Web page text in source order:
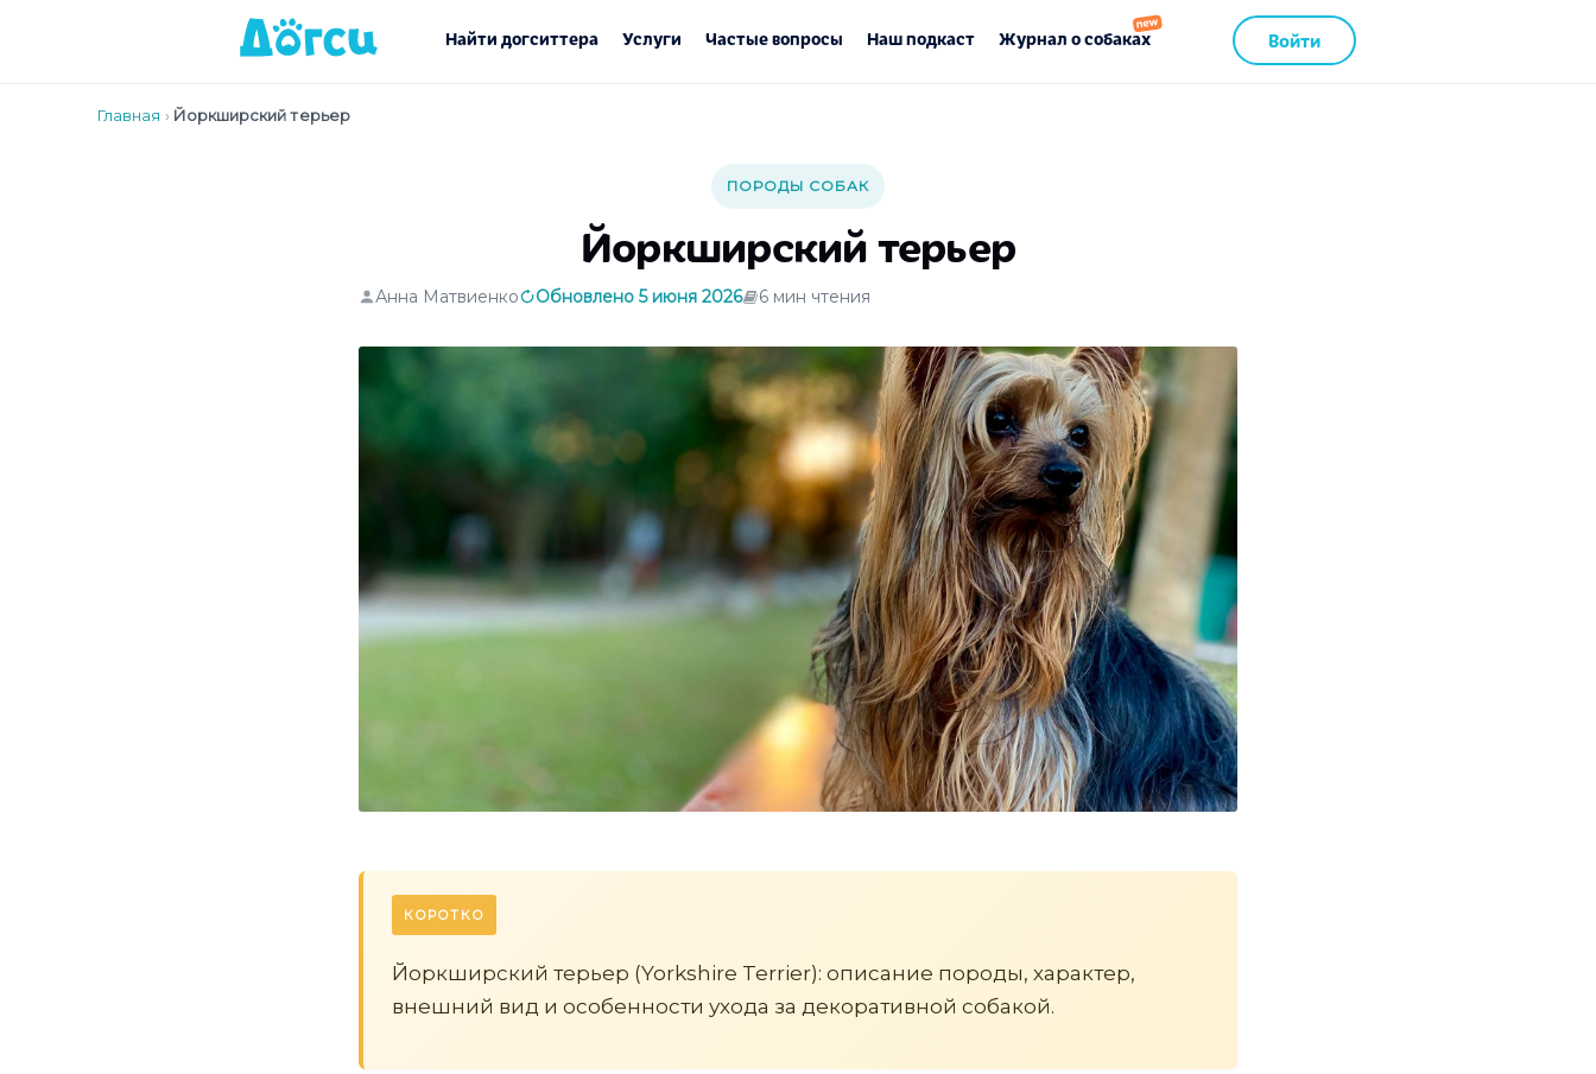
Найти догситтера Услуги Частые вопросы Наш подкаст Журнал о собаках Войти
Главная › Йоркширский терьер
ПОРОДЫ СОБАК
Йоркширский терьер
Анна Матвиенко Обновлено 5 июня 2026 6 мин чтения
КОРОТКО
Йоркширский терьер (Yorkshire Terrier): описание породы, характер,
внешний вид и особенности ухода за декоративной собакой.